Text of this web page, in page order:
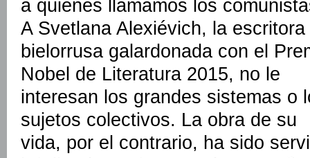
a quienes llamamos los
A Svetlana Alexiévich, la escritora
bielorrusa galardonada con el
Nobel de Literatura 2015, no le
interesan los grandes sistemas o
sujetos colectivos. La obra de su
vida, por el contrario, ha sido